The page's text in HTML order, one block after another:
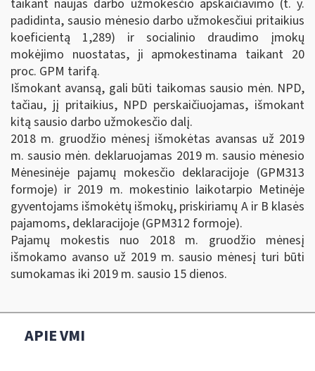
taikant naujas darbo užmokesčio apskaičiavimo (t. y.
padidinta, sausio mėnesio darbo užmokesčiui pritaikius
koeficientą 1,289) ir socialinio draudimo įmokų
mokėjimo nuostatas, ji apmokestinama taikant 20
proc. GPM tarifą.
Išmokant avansą, gali būti taikomas sausio mėn. NPD,
tačiau, jį pritaikius, NPD perskaičiuojamas, išmokant
kitą sausio darbo užmokesčio dalį.
2018 m. gruodžio mėnesį išmokėtas avansas už 2019
m. sausio mėn. deklaruojamas 2019 m. sausio mėnesio
Mėnesinėje pajamų mokesčio deklaracijoje (GPM313
formoje) ir 2019 m. mokestinio laikotarpio Metinėje
gyventojams išmokėtų išmokų, priskiriamų A ir B klasės
pajamoms, deklaracijoje (GPM312 formoje).
Pajamų mokestis nuo 2018 m. gruodžio mėnesį
išmokamo avanso už 2019 m. sausio mėnesį turi būti
sumokamas iki 2019 m. sausio 15 dienos.
APIE VMI